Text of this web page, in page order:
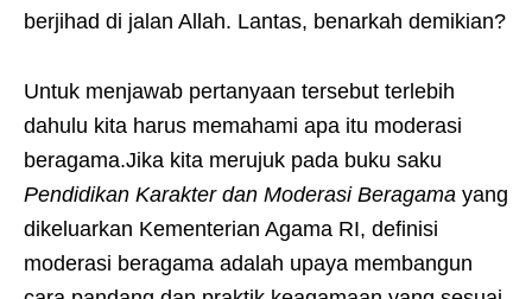
berjihad di jalan Allah. Lantas, benarkah demikian?
Untuk menjawab pertanyaan tersebut terlebih
dahulu kita harus memahami apa itu moderasi
beragama.Jika kita merujuk pada buku saku
Pendidikan Karakter dan Moderasi Beragama yang
dikeluarkan Kementerian Agama RI, definisi
moderasi beragama adalah upaya membangun